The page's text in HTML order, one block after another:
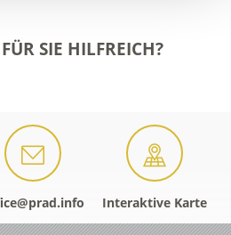
SIE HILFREICH?
Interaktive Karte